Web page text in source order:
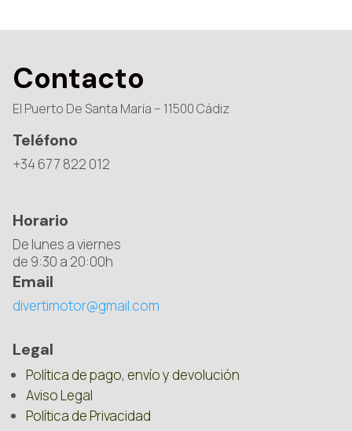
Contacto
El Puerto De Santa María – 11500 Cádiz
Teléfono
+34 677 822 012
Horario
De lunes a viernes
de 9:30 a 20:00h
Email
divertimotor@gmail.com
Legal
Política de pago, envío y devolución
Aviso Legal
Política de Privacidad